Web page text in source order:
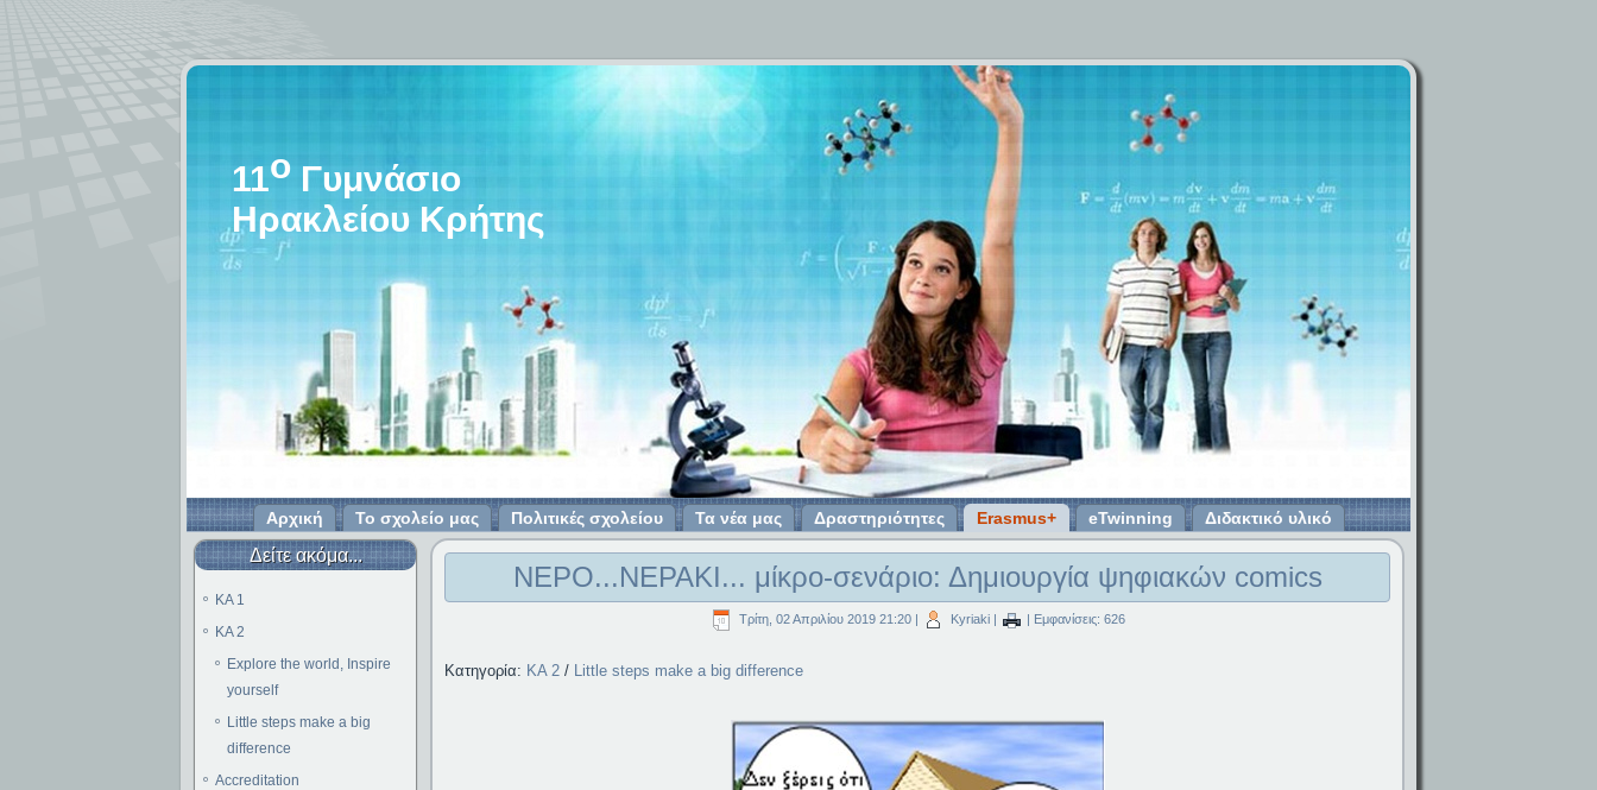
11o Γυμνάσιο
Ηρακλείου Κρήτης
Αρχική Το σχολείο μας Πολιτικές σχολείου Τα νέα μας Δραστηριότητες Erasmus+ eTwinning Διδακτικό υλικό
Δείτε ακόμα...
KA 1
KA 2
Explore the world, Inspire
yourself
Little steps make a big
difference
Accreditation
ΝΕΡΟ...ΝΕΡΑΚΙ... μίκρο-σενάριο: Δημιουργία ψηφιακών comics
Τρίτη, 02 Απριλίου 2019 21:20| Kyriaki| | Εμφανίσεις: 626
Κατηγορία: KA 2 / Little steps make a big difference